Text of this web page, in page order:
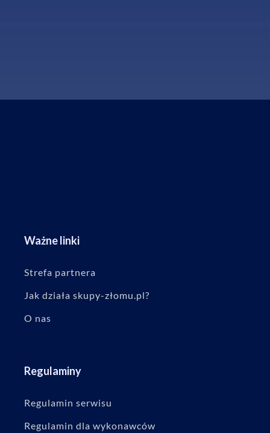
Ważne linki
Strefa partnera
Jak działa skupy-złomu.pl?
O nas
Regulaminy
Regulamin serwisu
Regulamin dla wykonawców